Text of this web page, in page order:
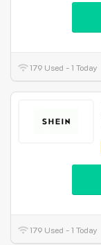
179 Used - 1 Today
179 Used - 1 Today